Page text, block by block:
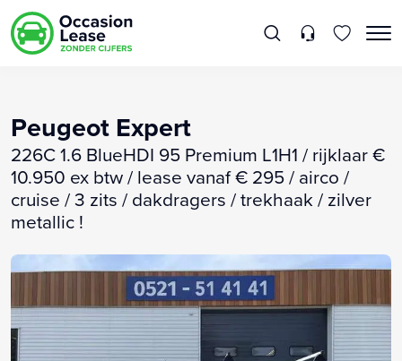
Peugeot Expert
226C 1.6 BlueHDI 95 Premium L1H1 / rijklaar €
10.950 ex btw / lease vanaf € 295 / airco /
cruise / 3 zits / dakdragers / trekhaak / zilver
metallic !